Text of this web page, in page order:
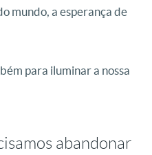
mundo, a esperança de
para iluminar a nossa
abandonar